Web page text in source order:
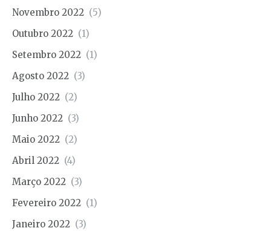
Novembro 2022 (5)
Outubro 2022 (1)
Setembro 2022 (1)
Agosto 2022 (3)
Julho 2022 (2)
Junho 2022 (3)
Maio 2022 (2)
Abril 2022 (4)
Março 2022 (3)
Fevereiro 2022 (1)
Janeiro 2022 (3)